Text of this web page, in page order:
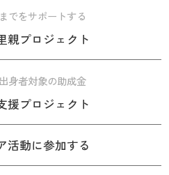
でをサポートする
親プロジェクト
身者対象の助成金
援プロジェクト
活動に参加する